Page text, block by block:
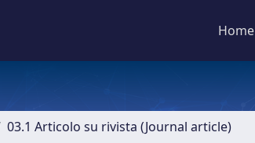
Home
03.1 Articolo su rivista (Journal article)